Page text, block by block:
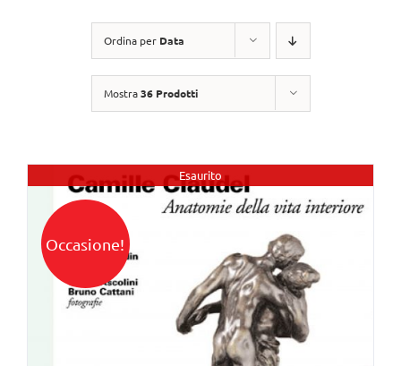
Ordina per Data
Mostra36 Prodotti
Esaurito
Occasione!